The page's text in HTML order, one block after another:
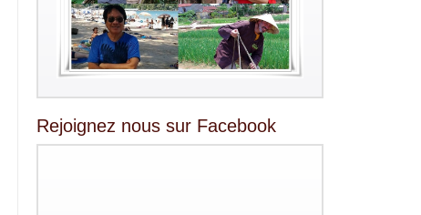
Rejoignez nous sur Facebook